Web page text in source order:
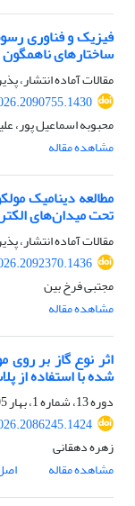
ساختارهای
مقالات آماده انتشار،
محبوبه اسماعیل پور،
مشاهده مقاله
مطالعه دینامیک
تحت میدان‌های
مقالات آماده انتشار،
مجتبی فرخ بین
مشاهده مقاله
اثر نوع گاز بر
شده با استفاده از
دوره 13، شماره 1، بهار 1405، صفحه
زهره دهقانی
مشاهده مقاله